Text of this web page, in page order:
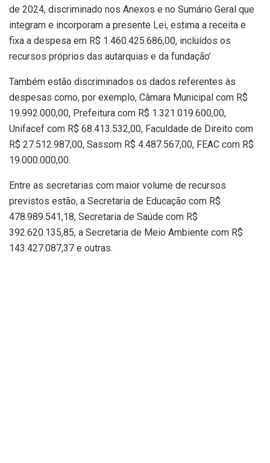
de 2024, discriminado nos Anexos e no Sumário Geral que
integram e incorporam a presente Lei, estima a receita e
fixa a despesa em R$ 1.460.425.686,00, incluídos os
recursos próprios das autarquias e da fundação’
Também estão discriminados os dados referentes às
despesas como, por exemplo, Câmara Municipal com R$
19.992.000,00, Prefeitura com R$ 1.321.019.600,00,
Unifacef com R$ 68.413.532,00, Faculdade de Direito com
R$ 27.512.987,00, Sassom R$ 4.487.567,00, FEAC com R$
19.000.000,00.
Entre as secretarias com maior volume de recursos
previstos estão, a Secretaria de Educação com R$
478.989.541,18, Secretaria de Saúde com R$
392.620.135,85, a Secretaria de Meio Ambiente com R$
143.427.087,37 e outras.